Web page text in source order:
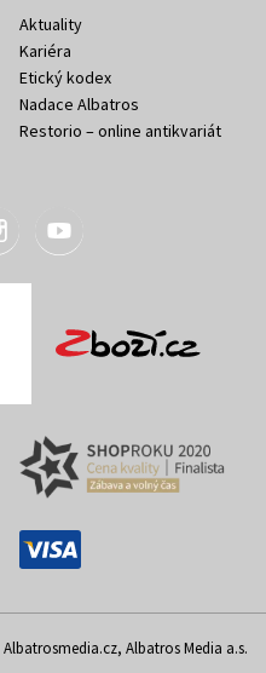
Aktuality
Kariéra
Etický kodex
Nadace Albatros
Restorio – online antikvariát
Albatros Media a.s.